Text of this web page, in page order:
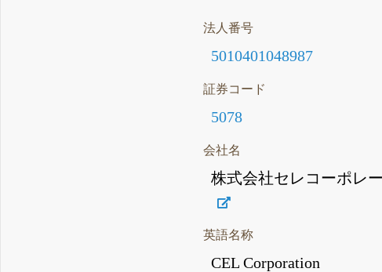
法人番号
5010401048987
証券コード
5078
会社名
株式会社セレコーポレ
英語名称
CEL Corporation